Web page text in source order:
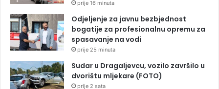
prije 16 minuta
Odjeljenje za javnu bezbjednost
bogatije za profesionalnu opremu za
spasavanje na vodi
prije 25 minuta
Sudar u Dragaljevcu, vozilo završilo u
dvorištu mljekare (FOTO)
prije 2 sata